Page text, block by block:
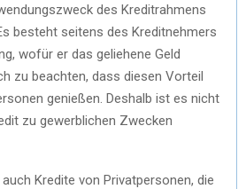
des Kreditrahmens
besteht seitens des Kreditnehmers
wofür er das geliehene Geld
zu beachten, dass diesen Vorteil
genießen. Deshalb ist es nicht
zu gewerblichen Zwecken
Kredite von Privatpersonen, die